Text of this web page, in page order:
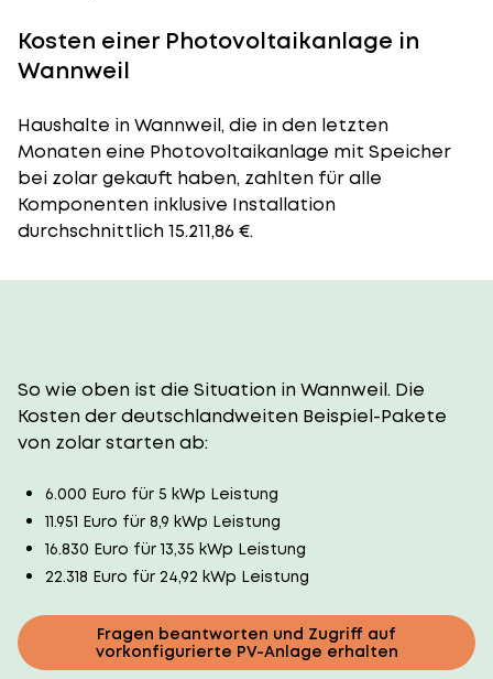
Kosten einer Photovoltaikanlage in
Wannweil
Haushalte in Wannweil, die in den letzten
Monaten eine Photovoltaikanlage mit Speicher
bei zolar gekauft haben, zahlten für alle
Komponenten inklusive Installation
durchschnittlich 15.211,86 €.
So wie oben ist die Situation in Wannweil. Die
Kosten der deutschlandweiten Beispiel-Pakete
von zolar starten ab:
6.000 Euro für 5 kWp Leistung
11.951 Euro für 8,9 kWp Leistung
16.830 Euro für 13,35 kWp Leistung
22.318 Euro für 24,92 kWp Leistung
Fragen beantworten und Zugriff auf
vorkonfigurierte PV-Anlage erhalten